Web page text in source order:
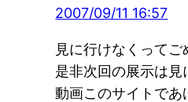
2007/09/11 16:57
見に行けなくってご
是非次回の展示は見
動画このサイトであ